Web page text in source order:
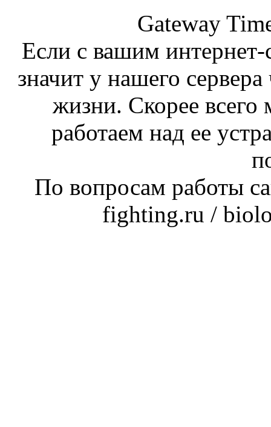
Gateway
Если с вашим интернет-
значит у нашего
жизни. Скорее
работаем над ее
По вопросам работы
fighting.ru /